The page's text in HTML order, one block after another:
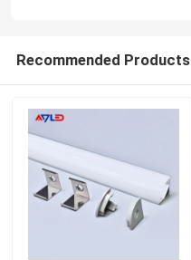
Recommended Products